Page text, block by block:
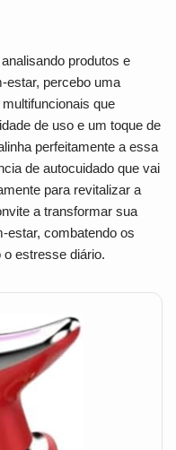
produtos e
estar, percebo uma
que
de uso e um toque de
perfeitamente a essa
de autocuidado que vai
para revitalizar a
a transformar sua
estar, combatendo os
estresse diário.